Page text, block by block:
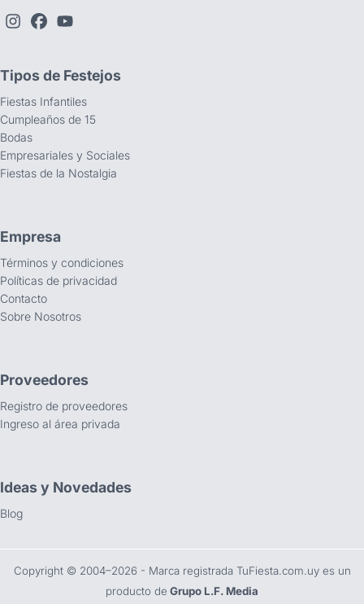
Tipos de Festejos
Fiestas Infantiles
Cumpleaños de 15
Bodas
Empresariales y Sociales
Fiestas de la Nostalgia
Empresa
Términos y condiciones
Políticas de privacidad
Contacto
Sobre Nosotros
Proveedores
Registro de proveedores
Ingreso al área privada
Ideas y Novedades
Blog
Copyright ©️ 2004–2026 - Marca registrada TuFiesta.com.uy es un
producto de Grupo L.F. Media